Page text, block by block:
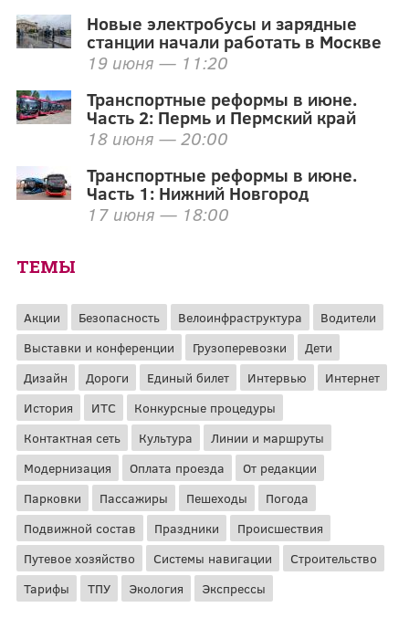
Новые электробусы и зарядные
станции начали работать в Москве
19 июня — 11:20
Транспортные реформы в июне.
Часть 2: Пермь и Пермский край
18 июня — 20:00
Транспортные реформы в июне.
Часть 1: Нижний Новгород
17 июня — 18:00
ТЕМЫ
Акции Безопасность Велоинфраструктура
Водители
Выставки и конференции
Грузоперевозки
Дети
Дизайн
Дороги Единый билет Интервью
Интернет
История
ИТС
Конкурсные процедуры
Контактная сеть
Культура
Линии и маршруты
Модернизация
Оплата проезда
От редакции
Парковки
Пассажиры Пешеходы
Погода
Подвижной состав
Праздники
Происшествия
Путевое хозяйство
Системы навигации
Строительство
Тарифы
ТПУ Экология Экспрессы